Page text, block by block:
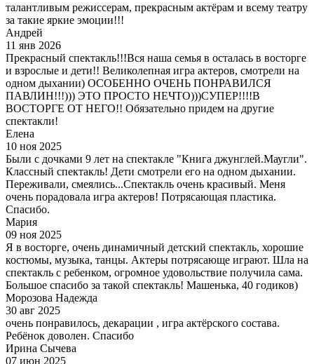
талантливым режиссерам, прекрасным актёрам и всему театру
за такие яркие эмоции!!!
Андрей
11 янв 2026
Прекрасный спектакль!!!Вся наша семья в осталась в восторге
и взрослые и дети!! Великолепная игра актеров, смотрели на
одном дыхании) ОСОБЕННО ОЧЕНЬ ПОНРАВИЛСЯ
ПАВЛИН!!!))) ЭТО ПРОСТО НЕЧТО)))СУПЕР!!!!В
ВОСТОРГЕ ОТ НЕГО!! Обязательно придем на другие
спектакли!
Елена
10 ноя 2025
Были с дочками 9 лет на спектакле "Книга джунглей.Маугли".
Классный спектакль! Дети смотрели его на одном дыхании.
Переживали, смеялись...Спектакль очень красивый. Меня
очень порадовала игра актеров! Потрясающая пластика.
Спасибо.
Мария
09 ноя 2025
Я в восторге, очень динамичный детский спектакль, хорошие
костюмы, музыка, танцы. Актеры потрясающе играют. Шла на
спектакль с ребенком, огромное удовольствие получила сама.
Большое спасибо за такой спектакль! Машенька, 40 годиков)
Морозова Надежда
30 авг 2025
очень понравилось, декарации , игра актёрского состава.
Ребёнок доволен. Спасибо
Ирина Сычева
07 июн 2025